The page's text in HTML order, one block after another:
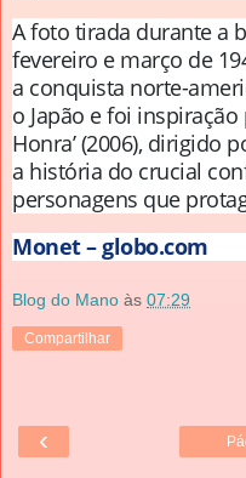
A foto tirada durante a
fevereiro e março de
a conquista norte-
o Japão e foi inspiração
Honra’ (2006), dirigido
a história do crucial
personagens que
Monet – globo.com
Blog do Mano às 07:29
Compartilhar
‹